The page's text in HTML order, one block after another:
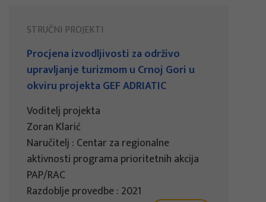
STRUČNI PROJEKTI
Procjena izvodljivosti za održivo
upravljanje turizmom u Crnoj Gori u
okviru projekta GEF ADRIATIC
Voditelj projekta
Zoran Klarić
Naručitelj : Centar za regionalne
aktivnosti programa prioritetnih akcija
PAP/RAC
Razdoblje provedbe : 2021